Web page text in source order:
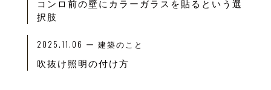
コンロ前の壁にカラーガラスを貼るという選
択肢
2025.11.06 ー 建築のこと
吹抜け照明の付け方